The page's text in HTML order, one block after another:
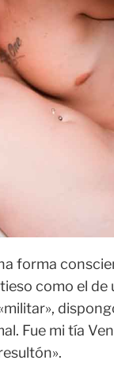
forma
como el de
Fue mi tía